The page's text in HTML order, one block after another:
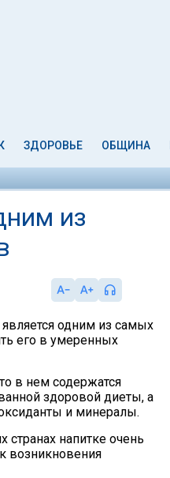
ЗДОРОВЬЕ ОБЩИНА
из
одним из самых
его в умеренных
в нем содержатся
здоровой диеты, а
и минералы.
странах напитке очень
возникновения